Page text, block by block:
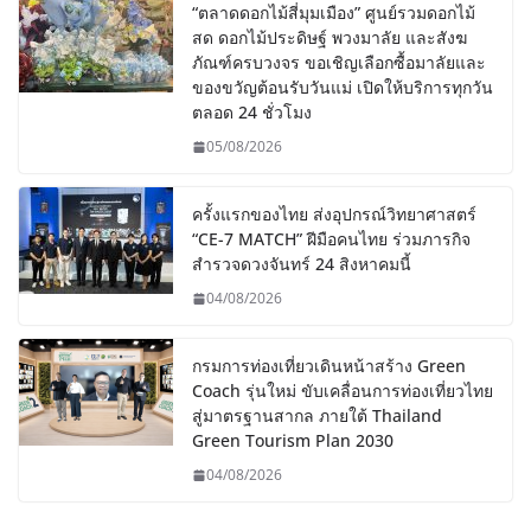
“ตลาดดอกไม้สี่มุมเมือง” ศูนย์รวมดอกไม้
สด ดอกไม้ประดิษฐ์ พวงมาลัย และสังฆ
ภัณฑ์ครบวงจร ขอเชิญเลือกซื้อมาลัยและ
ของขวัญต้อนรับวันแม่ เปิดให้บริการทุกวัน
ตลอด 24 ชั่วโมง
05/08/2026
ครั้งแรกของไทย ส่งอุปกรณ์วิทยาศาสตร์
“CE-7 MATCH” ฝีมือคนไทย ร่วมภารกิจ
สำรวจดวงจันทร์ 24 สิงหาคมนี้
04/08/2026
กรมการท่องเที่ยวเดินหน้าสร้าง Green
Coach รุ่นใหม่ ขับเคลื่อนการท่องเที่ยวไทย
สู่มาตรฐานสากล ภายใต้ Thailand
Green Tourism Plan 2030
04/08/2026